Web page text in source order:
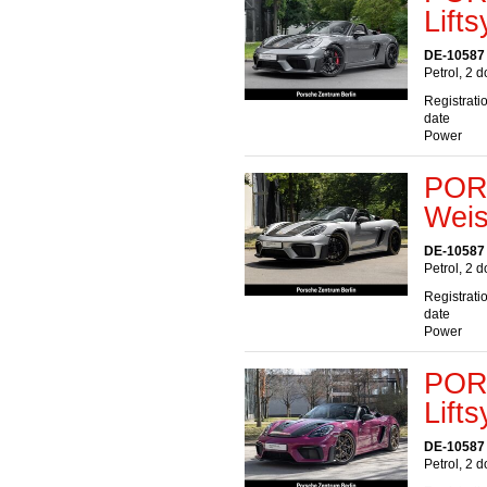
DE-
Petrol, 2
date
Power
DE-
Petrol, 2
date
Power
DE-
Petrol, 2